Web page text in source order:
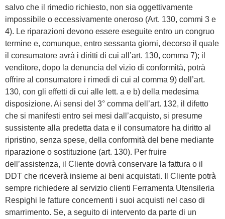
salvo che il rimedio richiesto, non sia oggettivamente
impossibile o eccessivamente oneroso (Art. 130, commi 3 e
4). Le riparazioni devono essere eseguite entro un congruo
termine e, comunque, entro sessanta giorni, decorso il quale
il consumatore avrà i diritti di cui all’art. 130, comma 7); il
venditore, dopo la denuncia del vizio di conformità, potrà
offrire al consumatore i rimedi di cui al comma 9) dell’art.
130, con gli effetti di cui alle lett. a e b) della medesima
disposizione. Ai sensi del 3° comma dell’art. 132, il difetto
che si manifesti entro sei mesi dall’acquisto, si presume
sussistente alla predetta data e il consumatore ha diritto al
ripristino, senza spese, della conformità del bene mediante
riparazione o sostituzione (art. 130). Per fruire
dell’assistenza, il Cliente dovrà conservare la fattura o il
DDT che riceverà insieme ai beni acquistati. Il Cliente potrà
sempre richiedere al servizio clienti Ferramenta Utensileria
Respighi le fatture concernenti i suoi acquisti nel caso di
smarrimento. Se, a seguito di intervento da parte di un